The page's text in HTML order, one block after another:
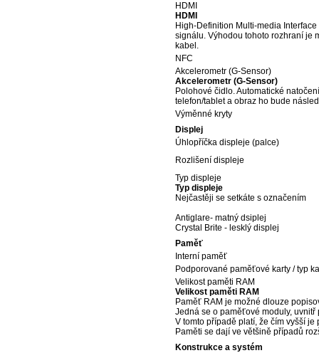
HDMI
HDMI
High-Definition Multi-media
signálu. Výhodou tohoto rozhraní je
kabel.
NFC
Akcelerometr (G-Sensor)
Akcelerometr (G-Sensor)
Polohové čidlo. Automatické
telefon/tablet a obraz ho bude
Výměnné kryty
Displej
Úhlopříčka displeje (palce)
Rozlišení displeje
Typ displeje
Typ displeje
Nejčastěji se setkáte s označením
Antiglare- matný dsiplej
Crystal Brite - lesklý displej
Paměť
Interní paměť
Podporované paměťové karty / typ
Velikost paměti RAM
Velikost paměti RAM
Paměť RAM je možné dlouze
Jedná se o paměťové moduly,
V tomto případě platí, že čím vyšší
Paměti se dají ve většině případů
Konstrukce a systém